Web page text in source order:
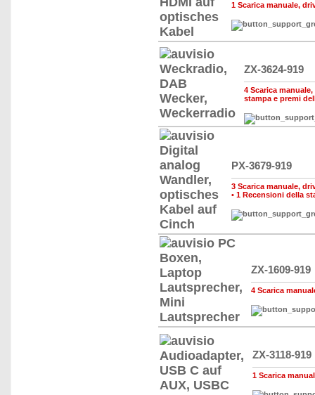
1 Scarica manuale,
ZX-3624-919
4 Scarica manuale,
stampa e premi
PX-3679-919
3 Scarica manuale,
• 1 Recensioni della
ZX-1609-919
4 Scarica
ZX-3118-919
1 Scarica